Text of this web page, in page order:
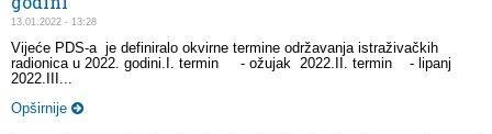
13.01.2022 - 13:28
Vijeće PDS-a je definiralo okvirne termine održavanja istraživačkih
radionica u 2022. godini.I. termin - ožujak 2022.II. termin - lipanj
2022.III...
Opširnije